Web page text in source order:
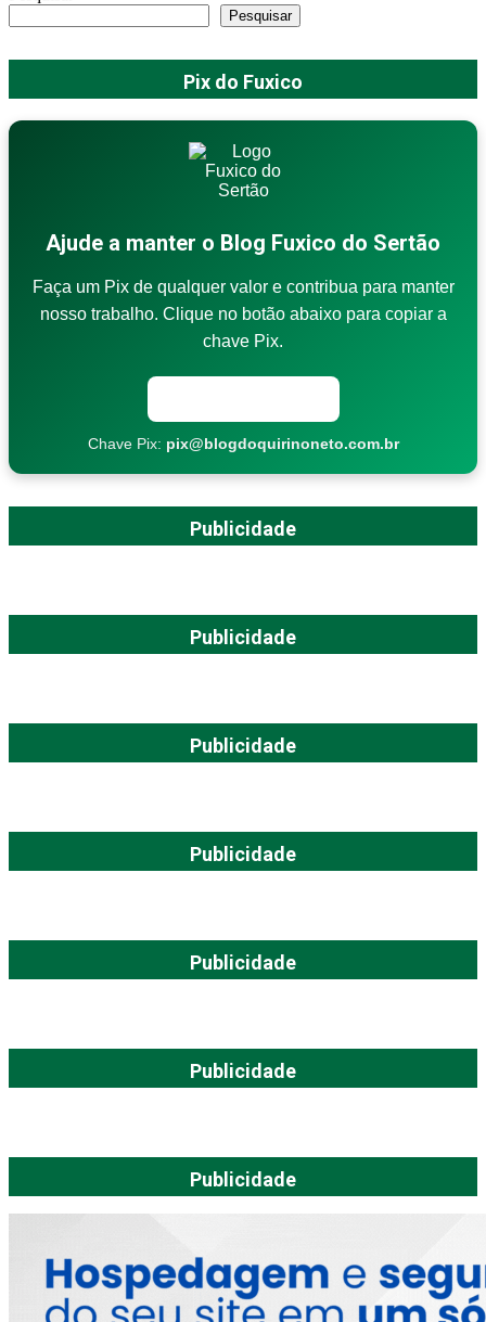
Pesquisar
Pix do Fuxico
Ajude a manter o Blog Fuxico do Sertão
Faça um Pix de qualquer valor e contribua para manter
nosso trabalho. Clique no botão abaixo para copiar a
chave Pix.
Chave Pix: pix@blogdoquirinoneto.com.br
Publicidade
Publicidade
Publicidade
Publicidade
Publicidade
Publicidade
Publicidade